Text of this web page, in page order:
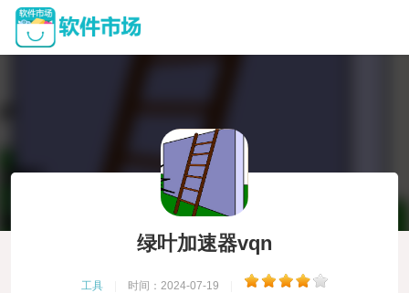
绿叶加速器vqn
工具 时间：2024-07-19